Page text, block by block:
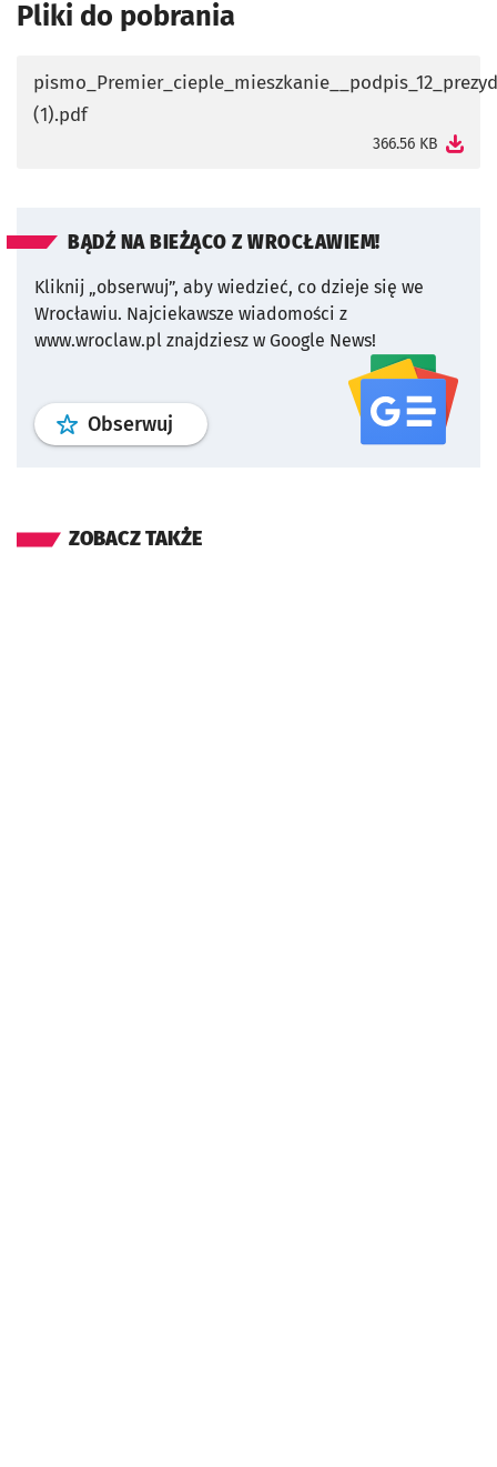
Pliki do pobrania
(1).pdf
366.56 KB
otworzy się w nowej karcie
BĄDŹ NA BIEŻĄCO Z WROCŁAWIEM!
Kliknij „obserwuj”, aby wiedzieć, co dzieje się we
Wrocławiu. Najciekawsze wiadomości z
www.wroclaw.pl znajdziesz w Google News!
Obserwuj profil serwisu
ZOBACZ TAKŻE